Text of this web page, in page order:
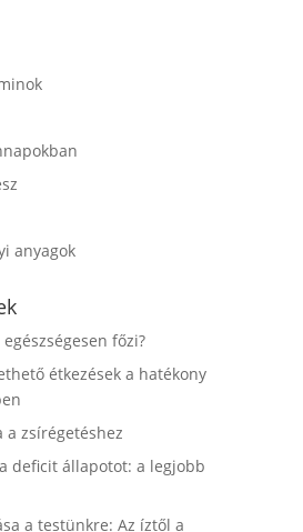
anyagok
főzi?
étkezések a hatékony
a zsírégetéshez
deficit állapotot: a legjobb
a testünkre: Az íztől a